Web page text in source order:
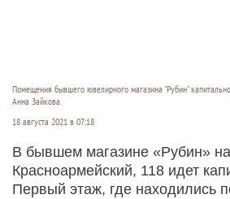
Помещения бывшего ювелирного магазина "Рубин"
Анна Зайкова.
18 августа 2021 в 07:18
В бывшем магазине «Рубин»
Красноармейский, 118 идет
Первый этаж, где находились